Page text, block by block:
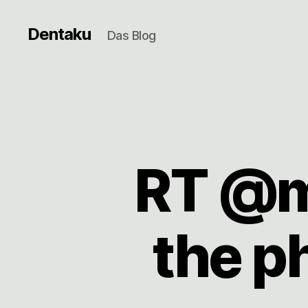
Dentaku Das Blog
RT
the